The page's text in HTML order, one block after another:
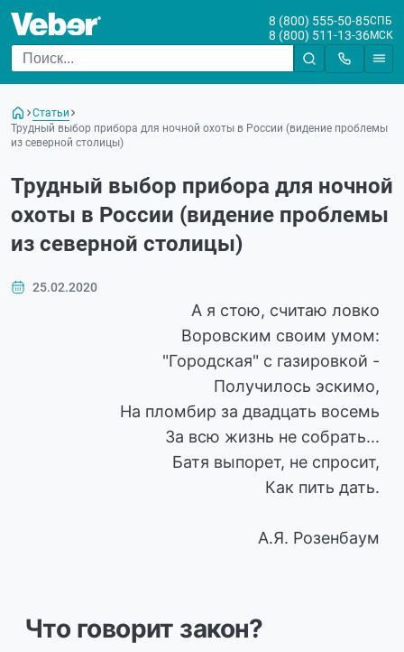
8 (800) 555-50-85СПБ
8 (800) 511-13-36МСК
Статьи
Трудный выбор прибора для ночной охоты в России (видение проблемы
из северной столицы)
Трудный выбор прибора для ночной
охоты в России (видение проблемы
из северной столицы)
25.02.2020
А я стою, считаю ловко
Воровским своим умом:
"Городская" с газировкой -
Получилось эскимо,
На пломбир за двадцать восемь
За всю жизнь не собрать...
Батя выпорет, не спросит,
Как пить дать.
А.Я. Розенбаум
Что говорит закон?